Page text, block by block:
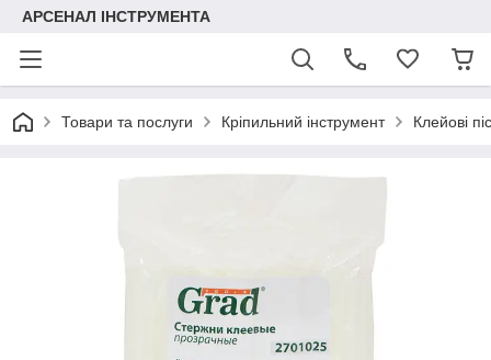
АРСЕНАЛ ІНСТРУМЕНТА
Товари та послуги Кріпильний інструмент Клейові